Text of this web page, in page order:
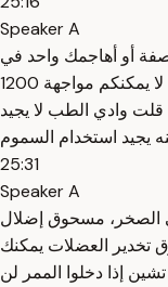
Speaker A
أو أهاجمك واحد في
المرحلة السداسية واثنان في الجسر الإلهي لا يمكنكم مواجهة 1200
وادي الطب لا يجيد
يجيد استخدام السموم
25:31
Speaker A
مسحوق إضلال
تخدير العضلات يمكنك
إذا دخلوا الممر لن